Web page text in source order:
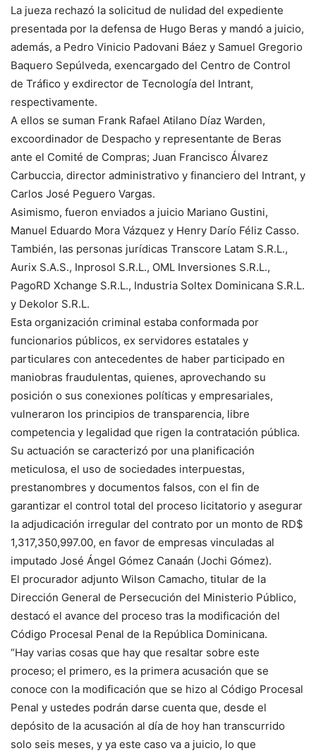
La jueza rechazó la solicitud de nulidad del expediente
presentada por la defensa de Hugo Beras y mandó a juicio,
además, a Pedro Vinicio Padovani Báez y Samuel Gregorio
Baquero Sepúlveda, exencargado del Centro de Control
de Tráfico y exdirector de Tecnología del Intrant,
respectivamente.
A ellos se suman Frank Rafael Atilano Díaz Warden,
excoordinador de Despacho y representante de Beras
ante el Comité de Compras; Juan Francisco Álvarez
Carbuccia, director administrativo y financiero del Intrant, y
Carlos José Peguero Vargas.
Asimismo, fueron enviados a juicio Mariano Gustini,
Manuel Eduardo Mora Vázquez y Henry Darío Féliz Casso.
También, las personas jurídicas Transcore Latam S.R.L.,
Aurix S.A.S., Inprosol S.R.L., OML Inversiones S.R.L.,
PagoRD Xchange S.R.L., Industria Soltex Dominicana S.R.L.
y Dekolor S.R.L.
Esta organización criminal estaba conformada por
funcionarios públicos, ex servidores estatales y
particulares con antecedentes de haber participado en
maniobras fraudulentas, quienes, aprovechando su
posición o sus conexiones políticas y empresariales,
vulneraron los principios de transparencia, libre
competencia y legalidad que rigen la contratación pública.
Su actuación se caracterizó por una planificación
meticulosa, el uso de sociedades interpuestas,
prestanombres y documentos falsos, con el fin de
garantizar el control total del proceso licitatorio y asegurar
la adjudicación irregular del contrato por un monto de RD$
1,317,350,997.00, en favor de empresas vinculadas al
imputado José Ángel Gómez Canaán (Jochi Gómez).
El procurador adjunto Wilson Camacho, titular de la
Dirección General de Persecución del Ministerio Público,
destacó el avance del proceso tras la modificación del
Código Procesal Penal de la República Dominicana.
“Hay varias cosas que hay que resaltar sobre este
proceso; el primero, es la primera acusación que se
conoce con la modificación que se hizo al Código Procesal
Penal y ustedes podrán darse cuenta que, desde el
depósito de la acusación al día de hoy han transcurrido
solo seis meses, y ya este caso va a juicio, lo que